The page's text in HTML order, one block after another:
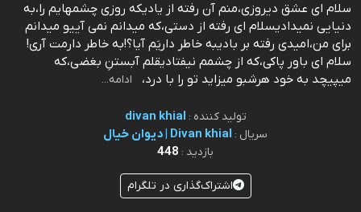
سلام ای عشق دیروزی،منم آن رفته از یادیکه روزی چشمهایم را،به
دنیایی نمیدادیسلام ای رفته از دستی،که میدانم نمی آییو میدانم
برای من،امیدی رفته بر بادیبه خاطر داریَم آیا؟!به خاطر دارمت آری!
سلام ای باور پاکی،که از چشمم نیفتادیقلم آبستنِ بغضی،که
میپیچد به خود هرشبو میزاید تو را با درد،
ادامه...
تولید کننده : divan khial
سریال : Divan khial | دیوان خیال
بازدید : 448
اشتراک‌گذاری در تلگرام